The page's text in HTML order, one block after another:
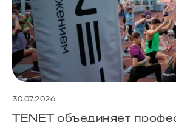
30.07.2026
TENET объединяет